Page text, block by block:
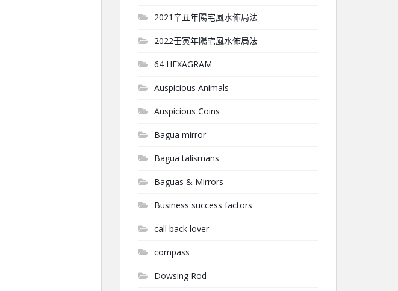
2021辛丑年陽宅風水佈局法
2022壬寅年陽宅風水佈局法
64 HEXAGRAM
Auspicious Animals
Auspicious Coins
Bagua mirror
Bagua talismans
Baguas & Mirrors
Business success factors
call back lover
compass
Dowsing Rod